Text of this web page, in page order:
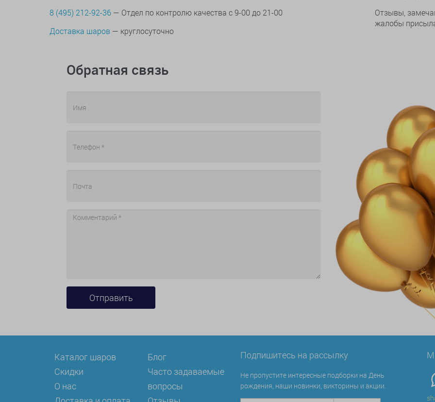
8 (495) 212-92-36 — Отдел по контролю качества с 9-00 до 21-00
Доставка шаров — круглосуточно
Отзывы,
жалобы
Обратная связь
Каталог шаров
Скидки
О нас
Блог
Часто задаваемые
вопросы
Подпишитесь на рассылку
Не пропустите интересные подборки на День
рождения, наши новинки, викторины и акции.